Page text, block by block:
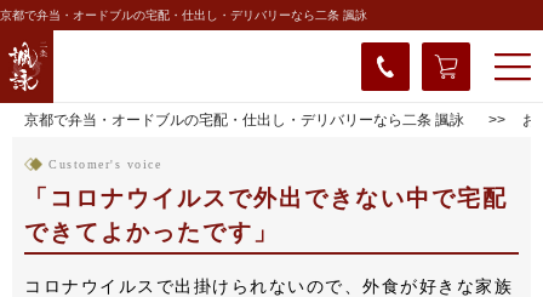
京都で弁当・オードブルの宅配・仕出し・デリバリーなら二条 諷詠
京都で弁当・オードブルの宅配・仕出し・デリバリーなら二条 諷詠 お
Customer's voice
コロナウイルスで外出できない中で宅配
できてよかったです
コロナウイルスで出掛けられないので、外食が好きな家族